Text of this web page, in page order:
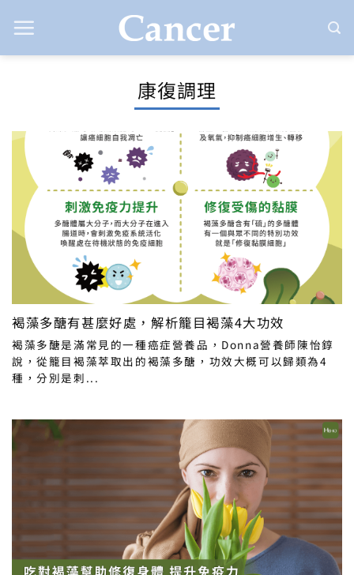
to
康復調理
褐藻多醣有甚麼好處，解析籠目褐藻4大功效
褐藻多醣是滿常見的一種癌症營養品，Donna營養師陳怡錞
說，從籠目褐藻萃取出的褐藻多醣，功效大概可以歸類為4
種，分別是刺...